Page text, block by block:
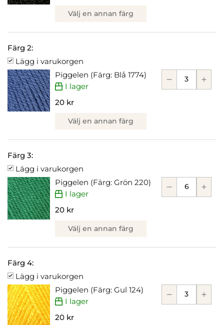
Välj en annan färg
Färg 2:
Lägg i varukorgen
Piggelen (Färg: Blå 1774)
I lager
20 kr
Välj en annan färg
Färg 3:
Lägg i varukorgen
Piggelen (Färg: Grön 220)
I lager
20 kr
Välj en annan färg
Färg 4:
Lägg i varukorgen
Piggelen (Färg: Gul 124)
I lager
20 kr